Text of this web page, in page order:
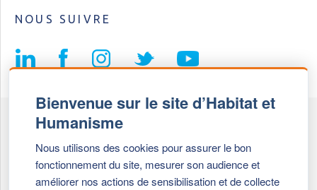
Bienvenue sur le site d’Habitat et
Humanisme
Nous utilisons des cookies pour assurer le bon
fonctionnement du site, mesurer son audience et
améliorer nos actions de sensibilisation et de collecte
NOUS SUIVRE
69647 Caluire et Cuire cedex